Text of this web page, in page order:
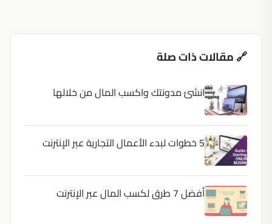
🔗 مقالات ذات صلة
انشئ مدونتك واكسب المال من خلالها
5 خطوات لبدء الأعمال التجارية عبر الإنترنت
أفضل 7 طرق لكسب المال عبر الإنترنت